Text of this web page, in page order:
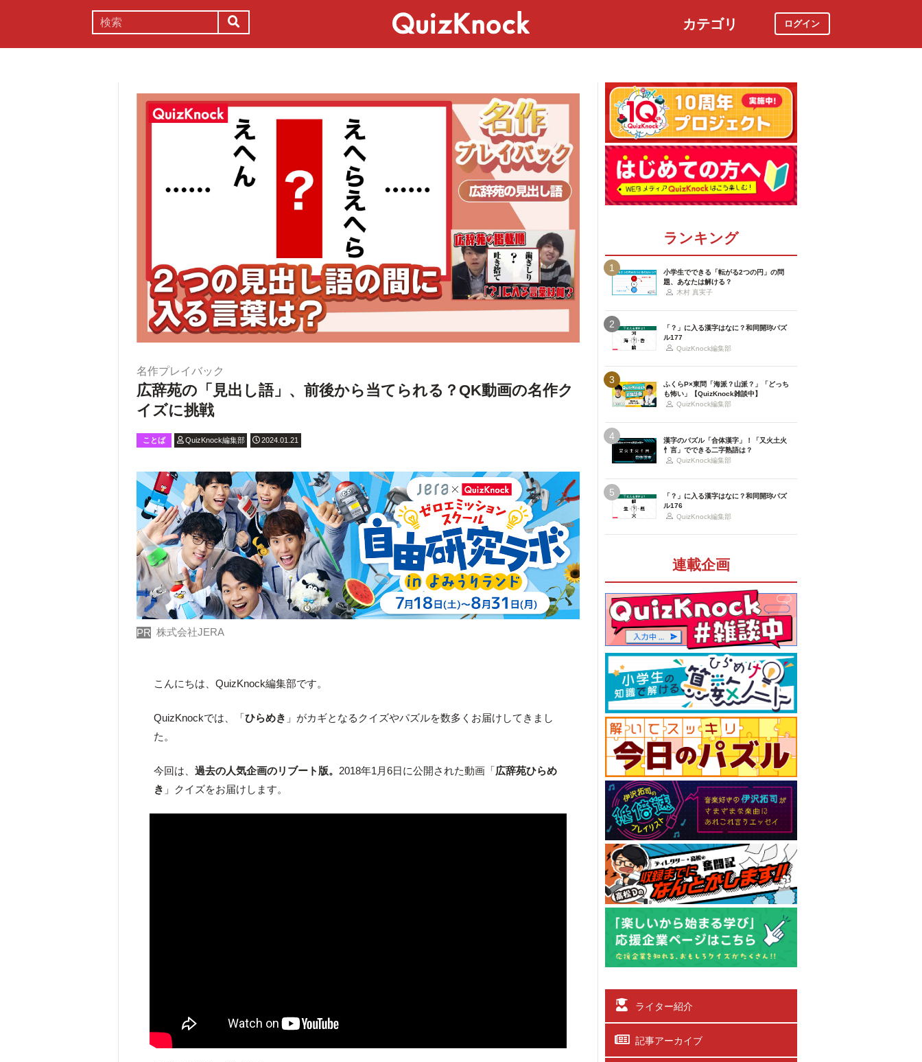
カテゴリ ログイン
名作プレイバック
広辞苑の「見出し語」、前後から当てられる？QK動画の名作ク
イズに挑戦
ことば QuizKnock編集部 2024.01.21
PR 株式会社JERA
こんにちは、QuizKnock編集部です。
QuizKnockでは、「ひらめき 」がカギとなるクイズやパズルを数多くお届けしてきまし
た。
今回は、過去の人気企画のリブート版。 2018年1月6日に公開された動画「広辞苑ひらめ
き 」クイズをお届けします。
ランキング
1
小学生でできる「転がる2つの円」の問
題、あなたは解ける？
木村 真実子
2
「？」に入る漢字はなに？和同開珎パズ
ル177
QuizKnock編集部
3
ふくらP×東問「海派？山派？」「どっち
も怖い」【QuizKnock雑談中】
QuizKnock編集部
4
漢字のパズル「合体漢字」！「又火土火
忄言」でできる二字熟語は？
QuizKnock編集部
5
「？」に入る漢字はなに？和同開珎パズ
ル176
QuizKnock編集部
連載企画
ライター紹介
記事アーカイブ